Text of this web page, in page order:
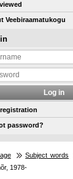
password?
Veebiraamatukogu
Subject words
1978-